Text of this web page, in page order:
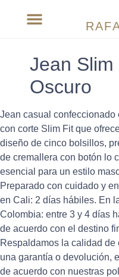
Jean
Oscuro
Jean casual confeccionado
con corte Slim Fit que
diseño de cinco bolsillos,
de cremallera con botón lo
esencial para un estilo
Preparado con cuidado y
en Cali: 2 días hábiles. En
Colombia: entre 3 y 4 días
de acuerdo con el destino
Respaldamos la calidad
una garantía o devolución,
de acuerdo con nuestras